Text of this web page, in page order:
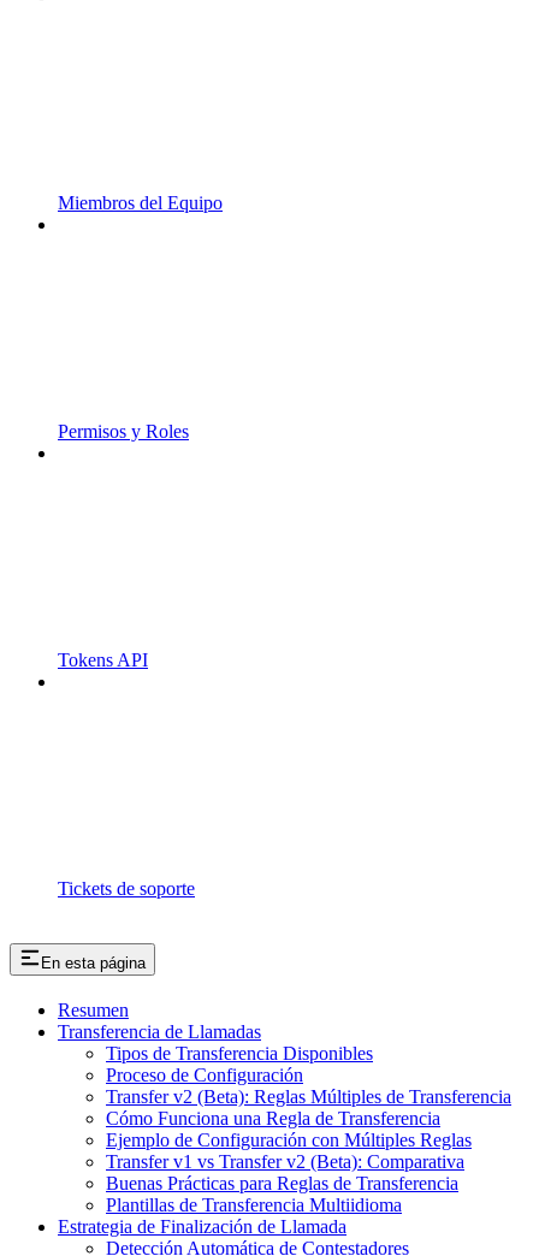
Miembros del Equipo
Permisos y Roles
Tokens API
Tickets de soporte
En esta página
Resumen
Transferencia de Llamadas
Tipos de Transferencia Disponibles
Proceso de Configuración
Transfer v2 (Beta): Reglas Múltiples de Transferencia
Cómo Funciona una Regla de Transferencia
Ejemplo de Configuración con Múltiples Reglas
Transfer v1 vs Transfer v2 (Beta): Comparativa
Buenas Prácticas para Reglas de Transferencia
Plantillas de Transferencia Multiidioma
Estrategia de Finalización de Llamada
Detección Automática de Contestadores